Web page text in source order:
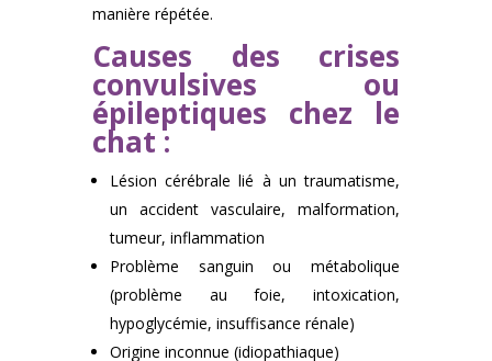
manière répétée.
Causes des crises
convulsives ou
épileptiques chez le
chat :
Lésion cérébrale lié à un traumatisme,
un accident vasculaire, malformation,
tumeur, inflammation
Problème sanguin ou métabolique
(problème au foie, intoxication,
hypoglycémie, insuffisance rénale)
Origine inconnue (idiopathiaque)